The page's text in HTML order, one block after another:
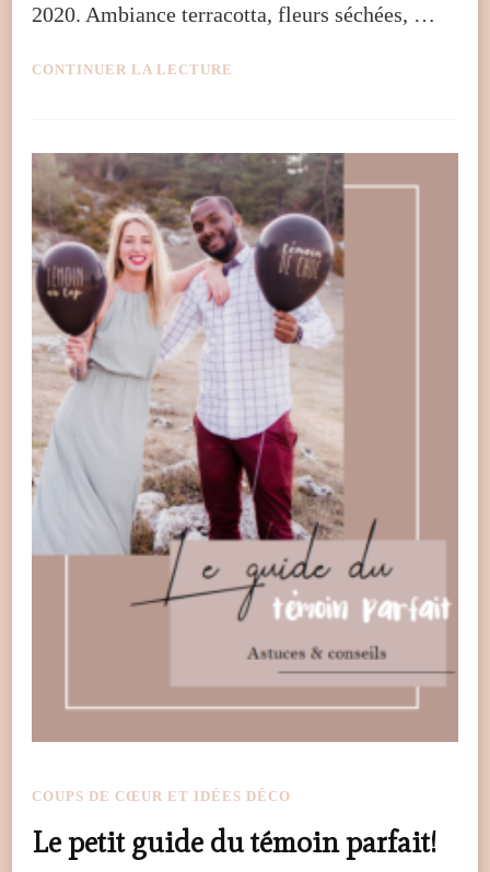
2020. Ambiance terracotta, fleurs séchées, …
CONTINUER LA LECTURE
COUPS DE CŒUR ET IDÉES DÉCO
Le petit guide du témoin parfait!